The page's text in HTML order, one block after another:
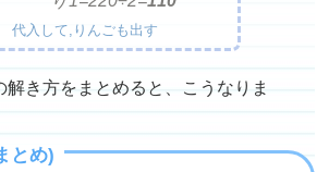
代入して,りんごも出す
き方をまとめると、こうなりま
とめ)